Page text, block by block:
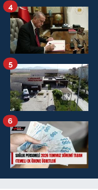
4
5
6